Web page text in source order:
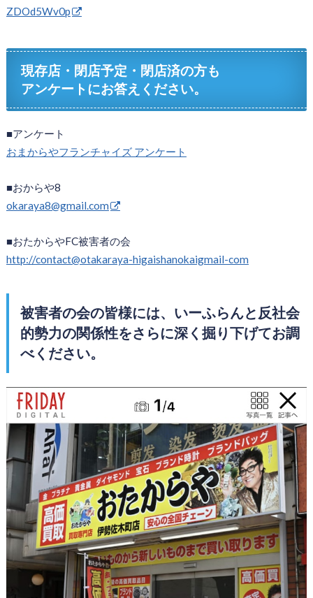
ZDOd5Wv0p
現存店・閉店予定・閉店済の方も
アンケートにお答えください。
■アンケート
おまからやフランチャイズ アンケート
■おからや8
okaraya8@gmail.com
■おたからやFC被害者の会
http://contact@otakaraya-higaishanokaigmail-com
被害者の会の皆様には、いーふらんと反社会
的勢力の関係性をさらに深く掘り下げてお調
べください。